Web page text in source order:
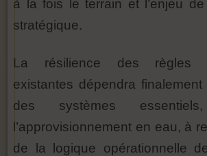
à la fois le terrain et l’enjeu
stratégique.
La résilience des règles
existantes dépendra
des systèmes
l’approvisionnement en eau, à
de la logique opérationnelle